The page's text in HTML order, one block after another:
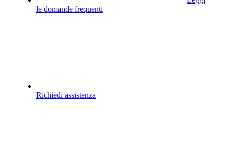
le domande frequenti
Richiedi assistenza